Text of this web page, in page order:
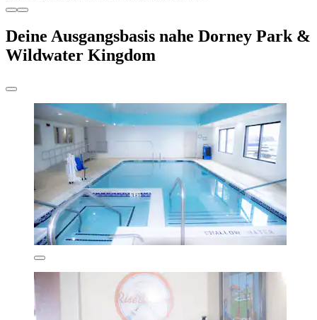
Deine Ausgangsbasis nahe Dorney Park &
Wildwater Kingdom